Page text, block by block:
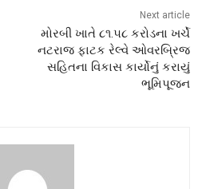
Next article
મોરબી ખાતે ૮૧.૫૮ કરોડના ખર્ચે
નટરાજ ફાટક રેલ્વે ઓવરબ્રિજ
સહિતના વિકાસ કાર્યોનું કરાયું
ભૂમિપૂજન